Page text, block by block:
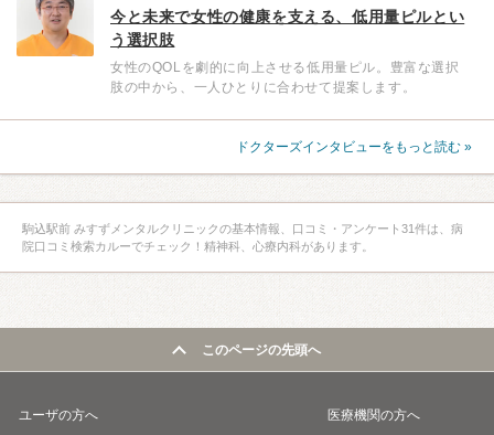
今と未来で女性の健康を支える、低用量ピルとい
う選択肢
女性のQOLを劇的に向上させる低用量ピル。豊富な選択
肢の中から、一人ひとりに合わせて提案します。
ドクターズインタビューをもっと読む »
駒込駅前 みすずメンタルクリニックの基本情報、口コミ・アンケート31件は、病
院口コミ検索カルーでチェック！精神科、心療内科があります。
このページの先頭へ
ユーザの方へ 医療機関の方へ